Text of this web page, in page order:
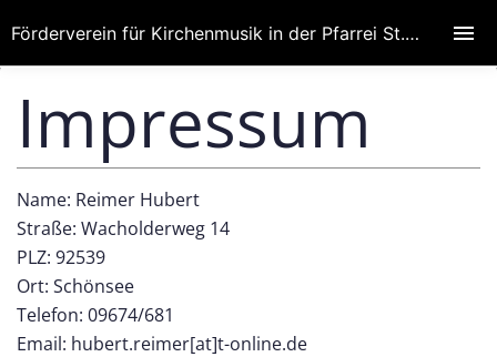
Impressum
Name: Reimer Hubert
Straße: Wacholderweg 14
PLZ: 92539
Ort: Schönsee
Telefon: 09674/681
Email: hubert.reimer[at]t-online.de
Förderverein für Kirchenmusik in der Pfarrei St. Wenzeslaus